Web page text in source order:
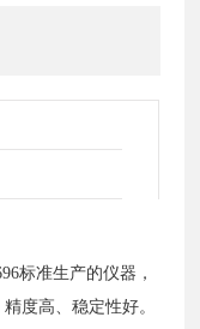
标准生产的仪器，
度高、稳定性好。